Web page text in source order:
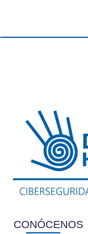
CONÓCENOS